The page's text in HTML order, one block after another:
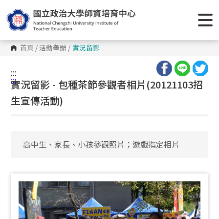
到
主
要
內
容
區 首頁 /活動舉辦 / 實況留影
:::
:::
實況留影 - 包種茶節參觀者相片(20121103招
生宣傳活動)
高中生、家長、小孩參觀照片；遊戲指定相片